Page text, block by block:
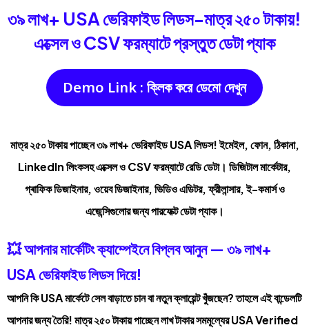
৩৯ লাখ+ USA ভেরিফাইড লিডস-মাত্র ২৫০ টাকায়!
এক্সেল ও CSV ফরম্যাটে প্রস্তুত ডেটা প্যাক
Demo Link : ক্লিক করে ডেমো দেখুন
মাত্র ২৫০ টাকায় পাচ্ছেন ৩৯ লাখ+ ভেরিফাইড USA লিডস! ইমেইল, ফোন, ঠিকানা,
LinkedIn লিংকসহ এক্সেল ও CSV ফরম্যাটে রেডি ডেটা। ডিজিটাল মার্কেটার,
গ্ৰাফিক ডিজাইনার, ওয়েব ডিজাইনার, ভিডিও এডিটর, ফ্রীলান্সার, ই-কমার্স ও
এজেন্সিগুলোর জন্য পারফেক্ট ডেটা প্যাক।
💥 আপনার মার্কেটিং ক্যাম্পেইনে বিপ্লব আনুন — ৩৯ লাখ+
USA ভেরিফাইড লিডস দিয়ে!
আপনি কি USA মার্কেটে সেল বাড়াতে চান বা নতুন ক্লায়েন্ট খুঁজছেন? তাহলে এই বান্ডেলটি
আপনার জন্য তৈরি! মাত্র ২৫০ টাকায় পাচ্ছেন লাখ টাকার সমমূল্যের USA Verified